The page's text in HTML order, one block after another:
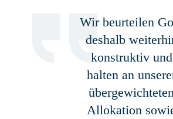
Wir beurteilen
deshalb
konstruktiv und
halten an
übergewichteten
Allokation